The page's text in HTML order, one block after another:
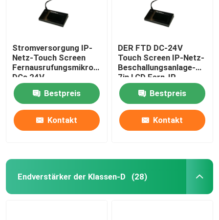
Produkte
Über uns
Fabrik-Ausflug
Qualitätskontrolle
Nachrichten
Stromversorgung IP-
Netz-Touch Screen
Fernausrufungsmikrofon
DCs 24V
Bestpreis
Kontakt
DER FTD DC-24V
Touch Screen IP-Netz-
Beschallungsanlage-
7in LCD Fern-IP
basierte Mikrofon
Bestpreis
Kontakt
Endverstärker der Klassen-D (28)